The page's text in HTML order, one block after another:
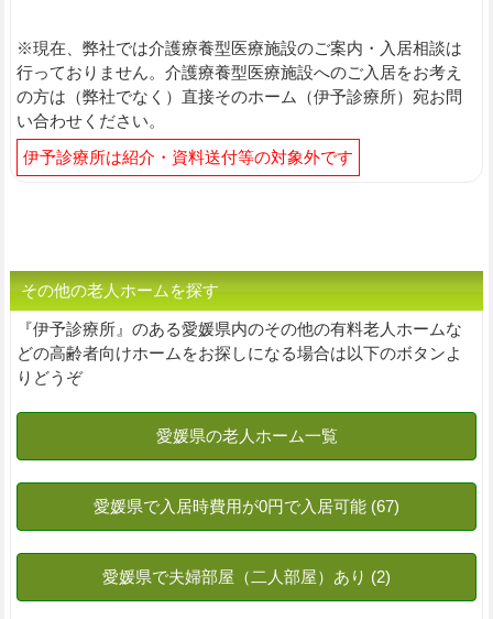
※現在、弊社では介護療養型医療施設のご案内・入居相談は
行っておりません。介護療養型医療施設へのご入居をお考え
の方は（弊社でなく）直接そのホーム（伊予診療所）宛お問
い合わせください。
伊予診療所は紹介・資料送付等の対象外です
その他の老人ホームを探す
『伊予診療所』のある愛媛県内のその他の有料老人ホームな
どの高齢者向けホームをお探しになる場合は以下のボタンよ
りどうぞ